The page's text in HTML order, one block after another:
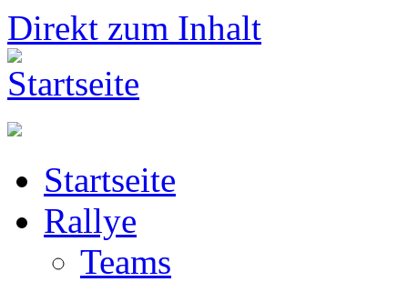
Direkt zum Inhalt
Startseite
Rallye
Teams